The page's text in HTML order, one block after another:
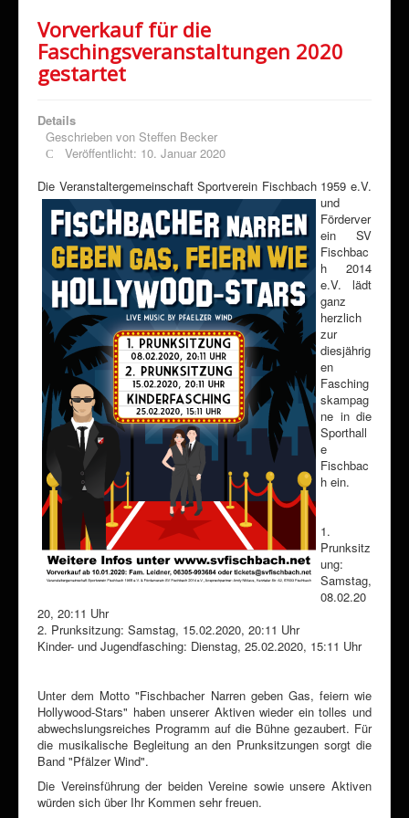
Förderverein
Downloads
Klimaschutz
Vorverkauf für die
Faschingsveranstaltungen 2020
gestartet
Details
Geschrieben von Steffen Becker
Veröffentlicht: 10. Januar 2020
Die Veranstaltergemeinschaft Sportverein Fischbach 1959 e.V.
und
Förderver
ein SV
Fischbac
h 2014
e.V. lädt
ganz
herzlich
zur
diesjährig
en
Fasching
skampag
ne in die
Sporthall
e
Fischbac
h ein.
1.
Prunksitz
ung:
Samstag,
08.02.20
20, 20:11 Uhr
2. Prunksitzung: Samstag, 15.02.2020, 20:11 Uhr
Kinder- und Jugendfasching: Dienstag, 25.02.2020, 15:11 Uhr
Unter dem Motto "Fischbacher Narren geben Gas, feiern wie
Hollywood-Stars" haben unserer Aktiven wieder ein tolles und
abwechslungsreiches Programm auf die Bühne gezaubert. Für
die musikalische Begleitung an den Prunksitzungen sorgt die
Band "Pfälzer Wind".
Die Vereinsführung der beiden Vereine sowie unsere Aktiven
würden sich über Ihr Kommen sehr freuen.